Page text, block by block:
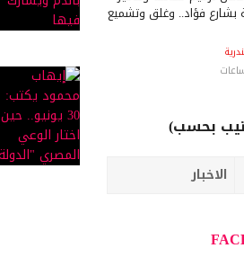
بشارع فؤاد.. وغلق وتشميع
بحسب)
الاخبار